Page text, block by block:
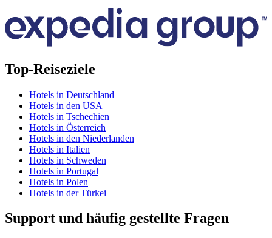
Top-Reiseziele
Hotels in Deutschland
Hotels in den USA
Hotels in Tschechien
Hotels in Österreich
Hotels in den Niederlanden
Hotels in Italien
Hotels in Schweden
Hotels in Portugal
Hotels in Polen
Hotels in der Türkei
Support und häufig gestellte Fragen